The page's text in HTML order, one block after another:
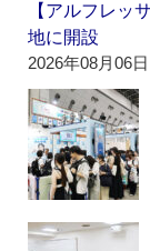
【アルフレッ
地に開設
2026年08月06